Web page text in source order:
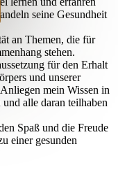
seine Gesundheit
an Themen, die für
stehen.
für den Erhalt
und unserer
mein Wissen in
alle daran teilhaben
Spaß und die Freude
einer gesunden